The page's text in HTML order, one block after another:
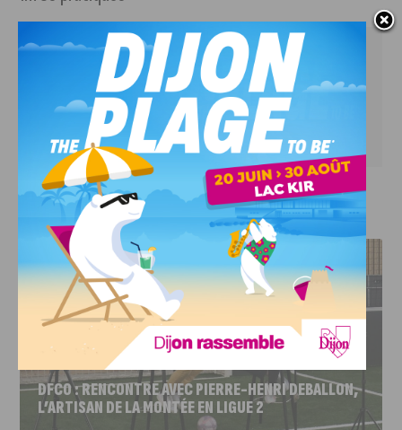
Mercredi 5 juin
De 23h à 5h
Melkior
24,99€, réservation en ligne
J'AIME LE DFCO
DFCO : RENCONTRE AVEC PIERRE-HENRI DEBALLON,
L’ARTISAN DE LA MONTÉE EN LIGUE 2